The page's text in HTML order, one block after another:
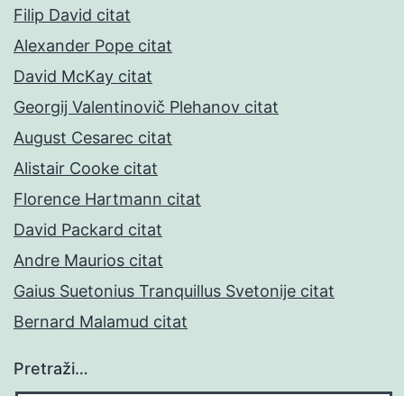
Filip David citat
Alexander Pope citat
David McKay citat
Georgij Valentinovič Plehanov citat
August Cesarec citat
Alistair Cooke citat
Florence Hartmann citat
David Packard citat
Andre Maurios citat
Gaius Suetonius Tranquillus Svetonije citat
Bernard Malamud citat
Pretraži…